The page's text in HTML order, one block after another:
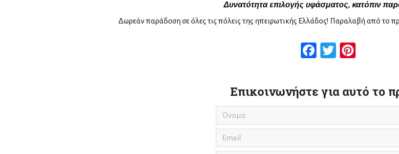
Δυνατότητα επιλογής υφάσματος, κατόπιν
Δωρεάν παράδοση σε όλες τις πόλεις της ηπειρωτικής Ελλάδος! Παραλαβή από το
Facebook
Twitter
Επικοινωνήστε για αυτό το